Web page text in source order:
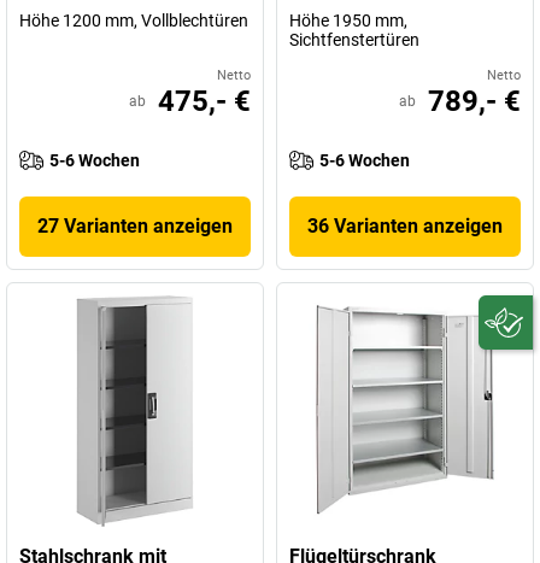
Höhe 1200 mm, Vollblechtüren
Netto
ab 475,- €
5-6 Wochen
27 Varianten anzeigen
Höhe 1950 mm,
Sichtfenstertüren
Netto
ab 789,- €
5-6 Wochen
36 Varianten anzeigen
Stahlschrank mit Flügeltürschrank